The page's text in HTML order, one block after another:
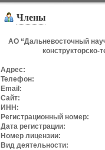
Члены
АО “Дальневосточный
конструкторско-
Адрес:
Телефон:
Email:
Сайт:
ИНН:
Регистрационный номер:
Дата регистрации:
Номер лицензии:
Вид деятельности: